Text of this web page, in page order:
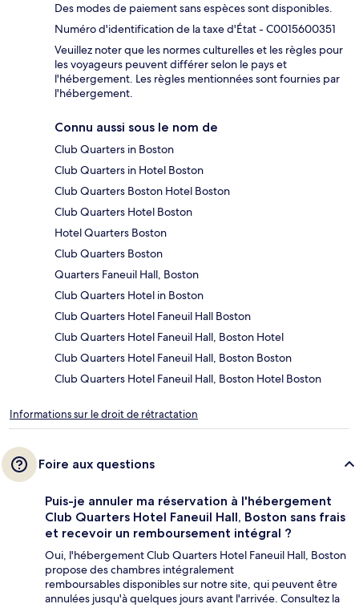
Des modes de paiement sans espèces sont disponibles.
Numéro d'identification de la taxe d'État - C0015600351
Veuillez noter que les normes culturelles et les règles pour
les voyageurs peuvent différer selon le pays et
l'hébergement. Les règles mentionnées sont fournies par
l'hébergement.
Connu aussi sous le nom de
Club Quarters in Boston
Club Quarters in Hotel Boston
Club Quarters Boston Hotel Boston
Club Quarters Hotel Boston
Hotel Quarters Boston
Club Quarters Boston
Quarters Faneuil Hall, Boston
Club Quarters Hotel in Boston
Club Quarters Hotel Faneuil Hall Boston
Club Quarters Hotel Faneuil Hall, Boston Hotel
Club Quarters Hotel Faneuil Hall, Boston Boston
Club Quarters Hotel Faneuil Hall, Boston Hotel Boston
Informations sur le droit de rétractation
Foire aux questions
Puis-je annuler ma réservation à l'hébergement
Club Quarters Hotel Faneuil Hall, Boston sans frais
et recevoir un remboursement intégral ?
Oui, l'hébergement Club Quarters Hotel Faneuil Hall, Boston
propose des chambres intégralement
remboursables disponibles sur notre site, qui peuvent être
annulées jusqu'à quelques jours avant l'arrivée. Consultez la